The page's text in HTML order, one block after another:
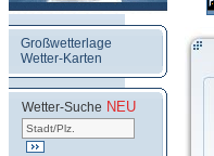
Großwetterlage
Wetter-Karten
Wetter-Suche NEU